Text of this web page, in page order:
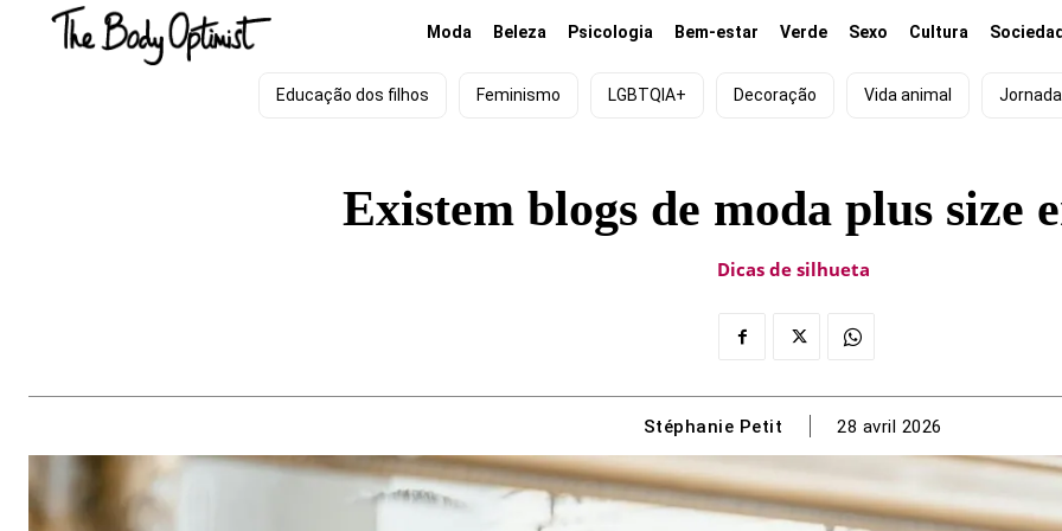
Moda Beleza Psicologia Bem-estar Verde Sexo Cultura
Educação dos filhos Feminismo LGBTQIA+ Decoração Vida animal Jornada
Existem blogs de moda plus size
Dicas de silhueta
Stéphanie Petit 28 avril 2026